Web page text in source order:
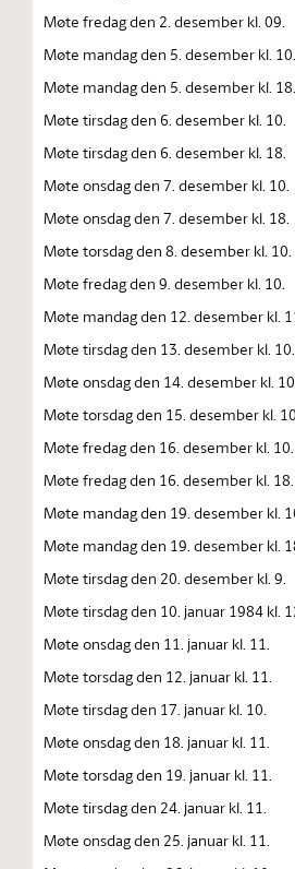
Møte fredag den 2. desember kl. 09.
Møte mandag den 5. desember kl. 10.
Møte mandag den 5. desember kl. 18.
Møte tirsdag den 6. desember kl. 10.
Møte tirsdag den 6. desember kl. 18.
Møte onsdag den 7. desember kl. 10.
Møte onsdag den 7. desember kl. 18.
Møte torsdag den 8. desember kl. 10.
Møte fredag den 9. desember kl. 10.
Møte mandag den 12. desember kl.
Møte tirsdag den 13. desember kl. 10.
Møte onsdag den 14. desember kl.
Møte torsdag den 15. desember kl.
Møte fredag den 16. desember kl. 10.
Møte fredag den 16. desember kl. 18.
Møte mandag den 19. desember kl.
Møte mandag den 19. desember kl.
Møte tirsdag den 20. desember kl. 9.
Møte tirsdag den 10. januar 1984 kl.
Møte onsdag den 11. januar kl. 11.
Møte torsdag den 12. januar kl. 11.
Møte tirsdag den 17. januar kl. 10.
Møte onsdag den 18. januar kl. 11.
Møte torsdag den 19. januar kl. 11.
Møte tirsdag den 24. januar kl. 11.
Møte onsdag den 25. januar kl. 11.